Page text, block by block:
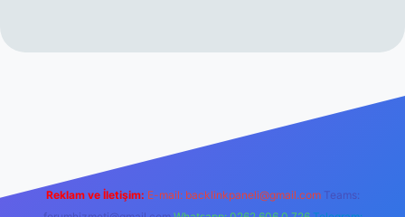
Reklam ve İletişim: E-mail: backlinkpaneli@gmail.com Teams: